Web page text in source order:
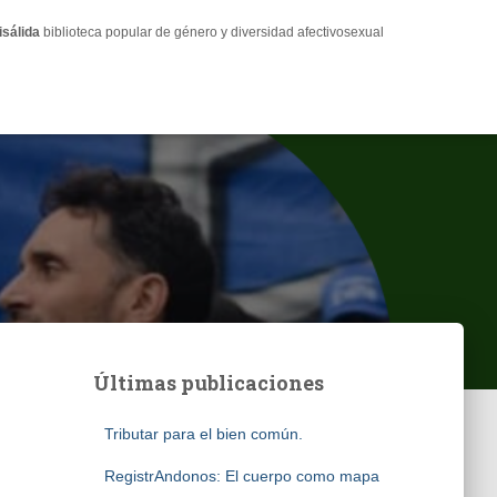
biblioteca popular de género y diversidad afectivosexual
Últimas publicaciones
Tributar para el bien común.
RegistrAndonos: El cuerpo como mapa